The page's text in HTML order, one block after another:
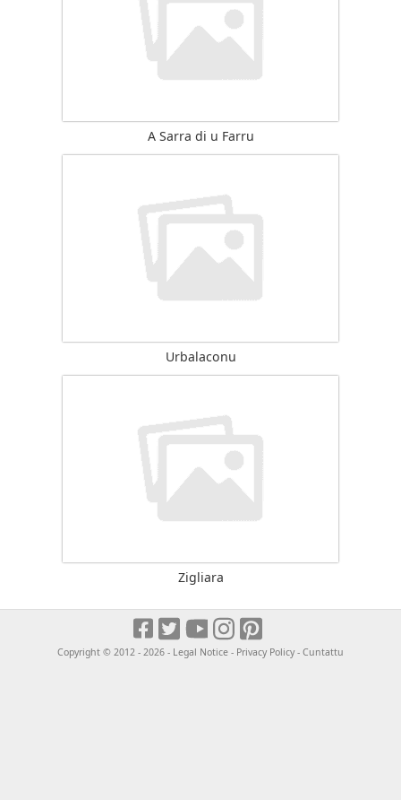
A Sarra di u Farru
Urbalaconu
Zigliara
Copyright © 2012 - 2026 - Legal Notice - Privacy Policy- Cuntattu